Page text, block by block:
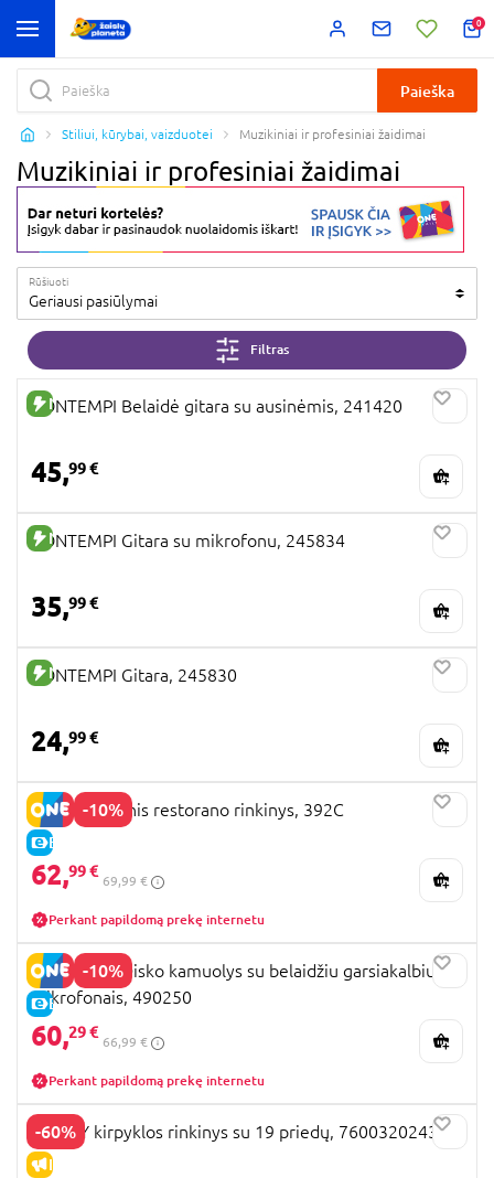
0
Paieška
Stiliui, kūrybai, vaizduotei Muzikiniai ir profesiniai žaidimai
Muzikiniai ir profesiniai žaidimai
Rūšiuoti
Geriausi pasiūlymai
Filtras
NAUJA PREKĖ
BONTEMPI Belaidė gitara su ausinėmis, 241420
45,99 €
NAUJA PREKĖ
BONTEMPI Gitara su mikrofonu, 245834
35,99 €
NAUJA PREKĖ
BONTEMPI Gitara, 245830
24,99 €
-10%
E-KAINA
BLUEY Medinis restorano rinkinys, 392C
62,99 €
69,99 €
Perkant papildomą prekę internetu
-10%
E-KAINA
BONTEMPI Disko kamuolys su belaidžiu garsiakalbiu ir
mikrofonais, 490250
60,29 €
66,99 €
Perkant papildomą prekę internetu
-60%
IŠPARDAVIMAS
SMOBY kirpyklos rinkinys su 19 priedų, 7600320243